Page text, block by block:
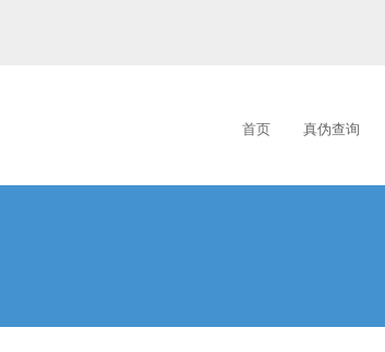
首页 真伪查询